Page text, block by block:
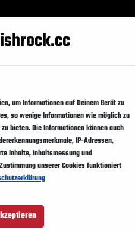
um Informationen auf Deinem Gerät zu
so wenige Informationen wie möglich zu
bieten. Die Informationen können auch
IP-Adressen,
Inhalte, Inhaltsmessung und
unserer Cookies funktioniert